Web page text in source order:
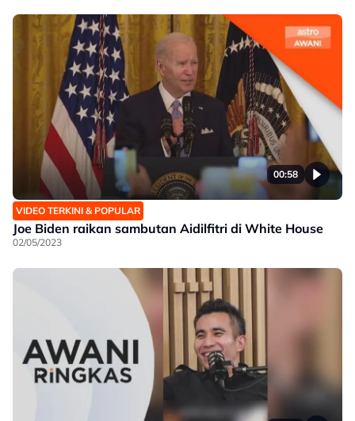
00:58
VIDEO TERKINI & POPULAR
Joe Biden raikan sambutan Aidilfitri di White House
02/05/2023